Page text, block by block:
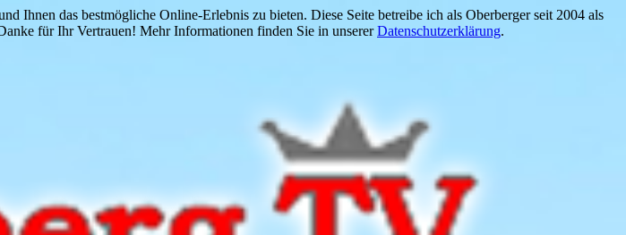
Ihnen das bestmögliche Online-Erlebnis zu bieten. Diese Seite betreibe ich als Oberberger seit 2004 als
für Ihr Vertrauen! Mehr Informationen finden Sie in unsererDatenschutzerklärung.